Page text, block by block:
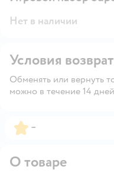
Нет в наличии
Условия
Обменять или вернуть
можно в течение 14
Рейтинг:
–
О товаре